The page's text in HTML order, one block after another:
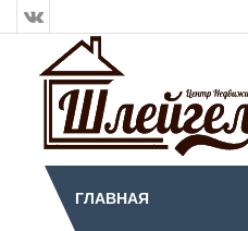
ГЛАВНАЯ